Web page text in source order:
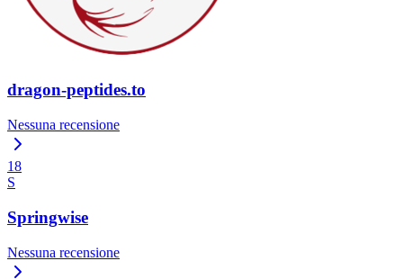
dragon-peptides.to
Nessuna recensione
18
S
Springwise
Nessuna recensione